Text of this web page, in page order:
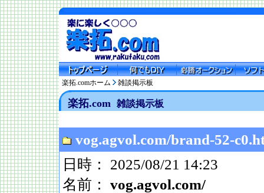
楽拓.comホーム 雑談掲示板
楽拓.com 雑談掲示板
vog.agvol.com/brand-52-
日時： 2025/08/21 14:23
名前： vog.agvol.com/